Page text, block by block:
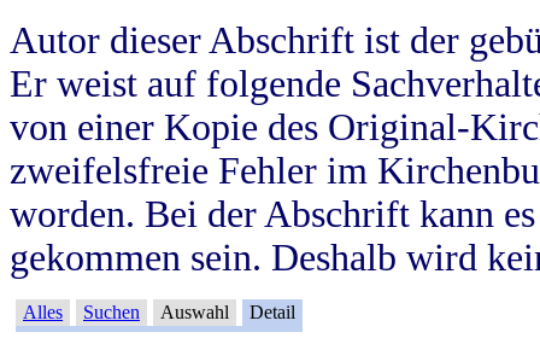
Autor dieser Abschrift ist der
Er weist auf folgende
von einer Kopie des Original-
zweifelsfreie Fehler im
worden. Bei der Abschrift kann
gekommen sein. Deshalb wird
Alles Suchen Auswahl Detail